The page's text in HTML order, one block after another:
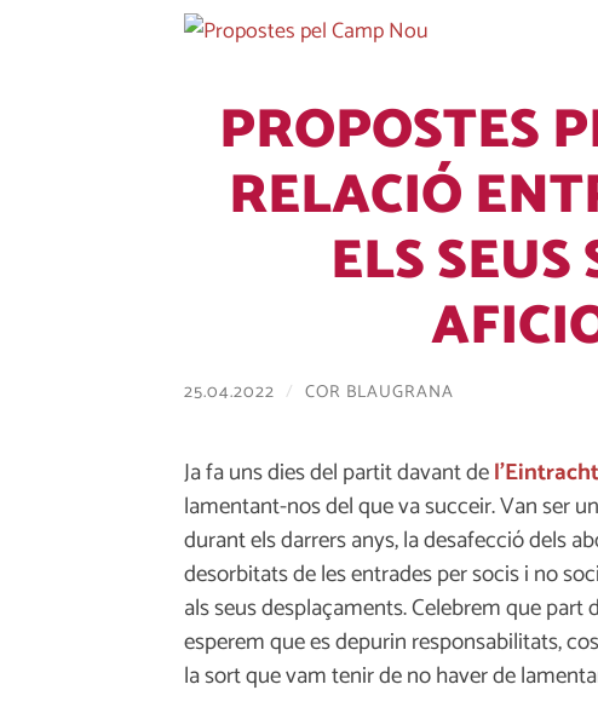
PROPOSTES
RELACIÓ
ELS
25.04.2022 / COR BLAUGRANA
Ja fa uns dies del partit davant de
lamentant-nos del que va succeir. Van ser
durant els darrers anys, la desafecció dels
desorbitats de les entrades per socis i no
als seus desplaçaments. Celebrem que
esperem que es depurin responsabilitats,
la sort que vam tenir de no haver de